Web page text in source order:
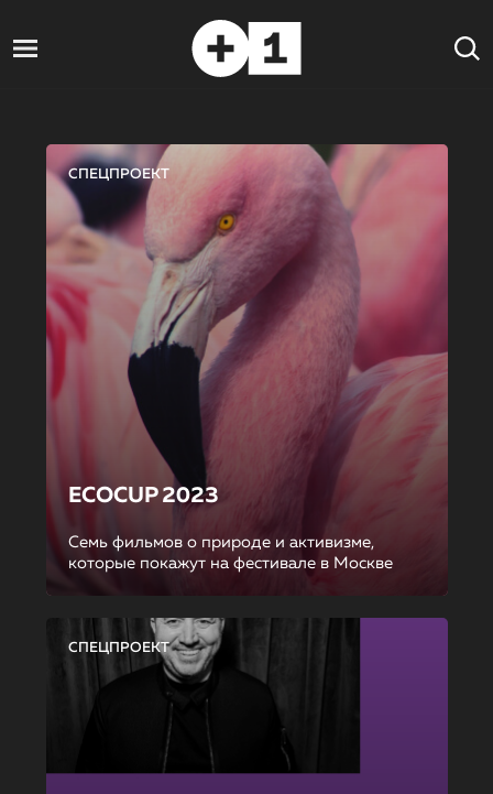
СПЕЦПРОЕКТ
ECOCUP 2023
Семь фильмов о природе и активизме,
которые покажут на фестивале в Москве
СПЕЦПРОЕКТ